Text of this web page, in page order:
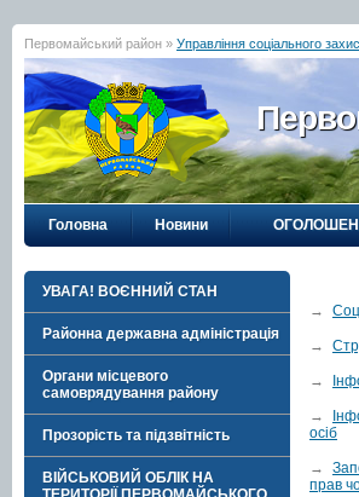
Первомайський район » Управління соціального
Головна Новини
УВАГА! ВОЄННИЙ СТАН
Районна державна адміністрація
Органи місцевого
самоврядування району
Прозорість та підзвітність
ВІЙСЬКОВИЙ ОБЛІК НА
→
→
→
→
осіб
→
прав